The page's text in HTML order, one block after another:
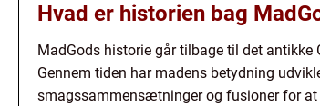
Hvad er historien bag
MadGods historie går tilbage til det
Gennem tiden har madens betydning
smagssammensætninger og fusioner for at